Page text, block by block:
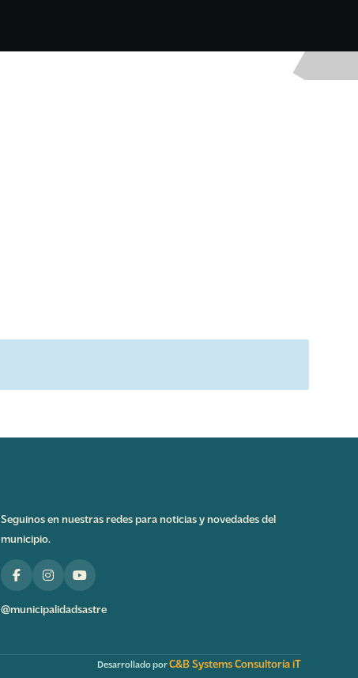
Seguinos en nuestras redes para noticias y novedades del
municipio.
@municipalidadsastre
Desarrollado porC&B Systems Consultoría iT